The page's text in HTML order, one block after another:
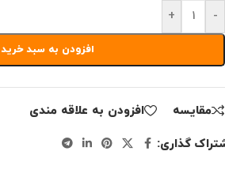
-
+
افزودن به سبد خرید
مقايسه
افزودن به علاقه مندی
گذاری: